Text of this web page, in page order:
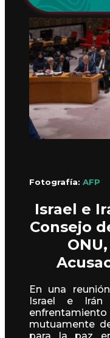
Fotografía: AFP
Israel e
Consejo
En una
Israel e Irán
mutuamente